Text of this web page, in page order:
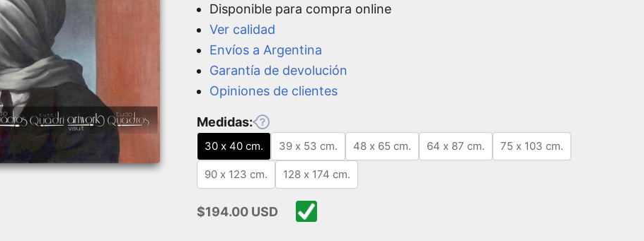
Disponible para compra online
Ver calidad
Envíos a Argentina
Garantía de devolución
Opiniones de clientes
Medidas:
30 x 40 cm. 39 x 53 cm. 48 x 65 cm. 64 x 87 cm. 75 x 103 cm.
90 x 123 cm. 128 x 174 cm.
Precio de oferta
$194.00 USD